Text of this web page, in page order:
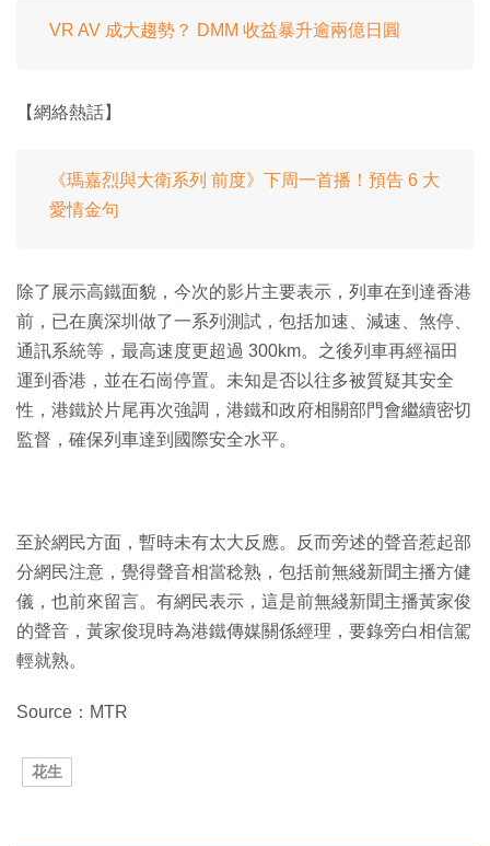
VR AV 成大趨勢？ DMM 收益暴升逾兩億日圓
【網絡熱話】
《瑪嘉烈與大衛系列 前度》下周一首播！預告 6 大
愛情金句
除了展示高鐵面貌，今次的影片主要表示，列車在到達香港
前，已在廣深圳做了一系列測試，包括加速、減速、煞停、
通訊系統等，最高速度更超過 300km。之後列車再經福田
運到香港，並在石崗停置。未知是否以往多被質疑其安全
性，港鐵於片尾再次強調，港鐵和政府相關部門會繼續密切
監督，確保列車達到國際安全水平。
至於網民方面，暫時未有太大反應。反而旁述的聲音惹起部
分網民注意，覺得聲音相當稔熟，包括前無綫新聞主播方健
儀，也前來留言。有網民表示，這是前無綫新聞主播黃家俊
的聲音，黃家俊現時為港鐵傳媒關係經理，要錄旁白相信駕
輕就熟。
Source：MTR
花生